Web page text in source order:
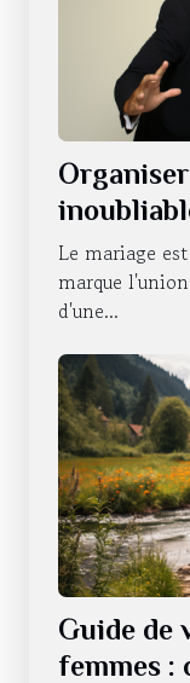
Le mariage
marque
d'une...
Guide de
femmes :